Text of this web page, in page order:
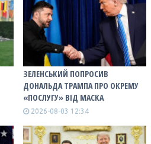
ЗЕЛЕНСЬКИЙ ПОПРОСИВ
ДОНАЛЬДА ТРАМПА ПРО ОКРЕМУ
«ПОСЛУГУ» ВІД МАСКА
2026-08-03 12:34